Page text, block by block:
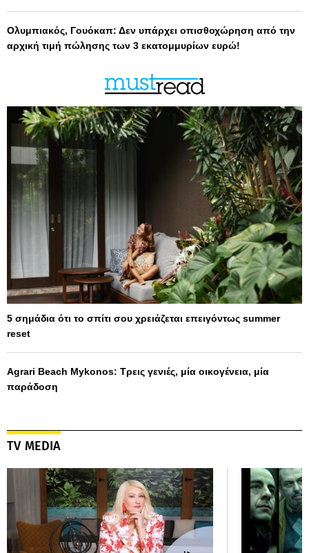
Ολυμπιακός, Γουόκαπ: Δεν υπάρχει οπισθοχώρηση από την
αρχική τιμή πώλησης των 3 εκατομμυρίων ευρώ!
5 σημάδια ότι το σπίτι σου χρειάζεται επειγόντως summer
reset
Agrari Beach Mykonos: Τρεις γενιές, μία οικογένεια, μία
παράδοση
TV MEDIA